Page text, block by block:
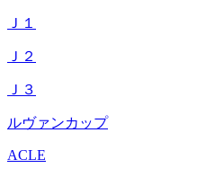
Ｊ１
Ｊ２
Ｊ３
ルヴァンカップ
ACLE